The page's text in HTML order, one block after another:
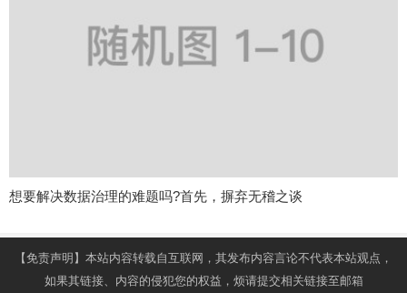
想要解决数据治理的难题吗?首先，摒弃无稽之谈
【免责声明】本站内容转载自互联网，其发布内容言论不代表本站观点，
如果其链接、内容的侵犯您的权益，烦请提交相关链接至邮箱